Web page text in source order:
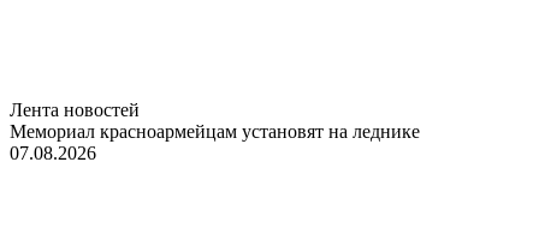
Лента новостей
Мемориал красноармейцам установят на леднике
07.08.2026